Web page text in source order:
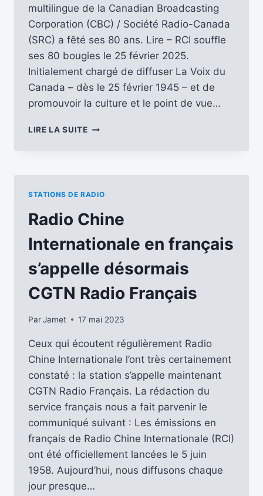
multilingue de la Canadian Broadcasting
Corporation (CBC) / Société Radio-Canada
(SRC) a fêté ses 80 ans. Lire – RCI souffle
ses 80 bougies le 25 février 2025.
Initialement chargé de diffuser La Voix du
Canada – dès le 25 février 1945 – et de
promouvoir la culture et le point de vue…
LIRE LA SUITERADIO
BOUGIES
LE
25-
02-
2025
STATIONS DE RADIO
Radio Chine
Internationale en français
s’appelle désormais
CGTN Radio Français
ParJamet 17 mai 2023
Ceux qui écoutent régulièrement Radio
Chine Internationale l’ont très certainement
constaté : la station s’appelle maintenant
CGTN Radio Français. La rédaction du
service français nous a fait parvenir le
communiqué suivant : Les émissions en
français de Radio Chine Internationale (RCI)
ont été officiellement lancées le 5 juin
1958. Aujourd’hui, nous diffusons chaque
jour presque…